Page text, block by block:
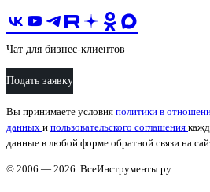
Чат для бизнес-клиентов
Подать заявку
Вы принимаете условия политики в
данных и пользовательского соглашения
данные в любой форме обратной связи на
© 2006 — 2026. ВсеИнструменты.ру